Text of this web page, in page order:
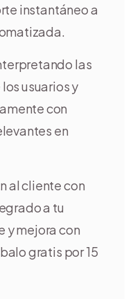
instantáneo a
las
usuarios y
con
en
al cliente con
a tu
y mejora con
gratis por 15